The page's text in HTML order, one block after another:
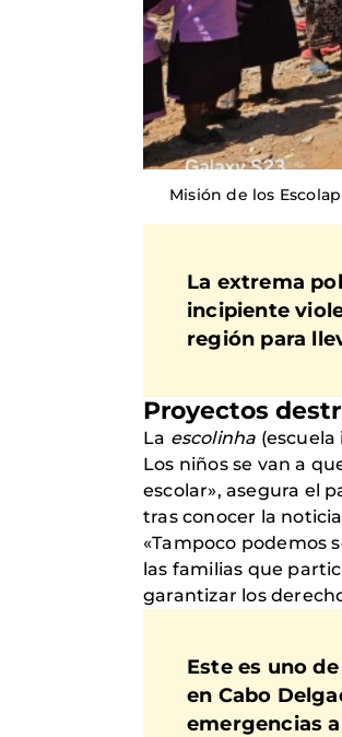
Misión de los
La extrema
incipiente
región para
Proyectos
La escolinha
Los niños se van a
escolar», asegura el
tras conocer la
«Tampoco podemos
las familias que
garantizar los
Este es uno
en Cabo
emergencias